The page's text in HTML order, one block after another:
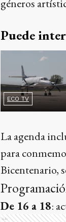
géneros
Puede
ECO TV
La agenda
para
Bicentenario,
De 16 a 18:
Ads